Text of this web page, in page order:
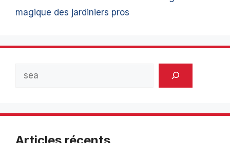
magique des jardiniers pros